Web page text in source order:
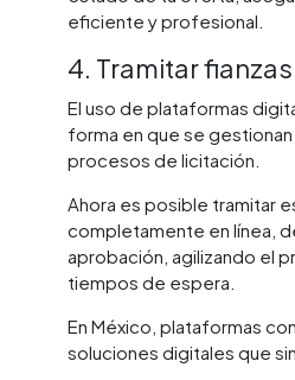
eficiente y profesional.
4. Tramitar
El uso de plataformas
forma en que se gestionan
procesos de licitación.
Ahora es posible tramitar
completamente en línea,
aprobación, agilizando el
tiempos de espera.
En México, plataformas
soluciones digitales que